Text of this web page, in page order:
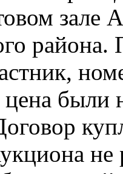
зале
района.
цена были